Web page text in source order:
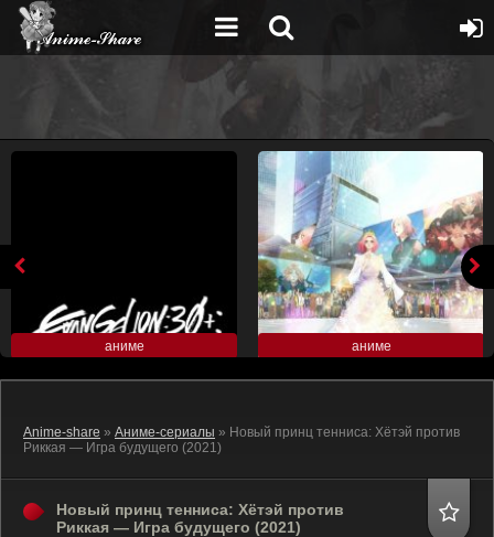
аниме аниме
Anime-share » Аниме-сериалы » Новый принц тенниса: Хётэй против
Риккая — Игра будущего (2021)
Новый принц тенниса: Хётэй против
Риккая — Игра будущего (2021)